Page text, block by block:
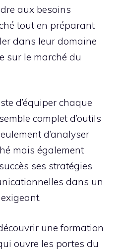
aux besoins
tout en préparant
dans leur domaine
sur le marché du
d’équiper chaque
complet d’outils
d’analyser
mais également
ses stratégies
dans un
une formation
ouvre les portes du